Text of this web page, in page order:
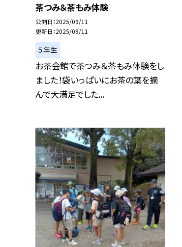
茶つみ＆茶もみ体験
公開日 2025/09/11
更新日 2025/09/11
５年生
お茶会館で茶つみ＆茶もみ体験をし
ました！袋いっぱいにお茶の葉を摘
んで大満足でした...